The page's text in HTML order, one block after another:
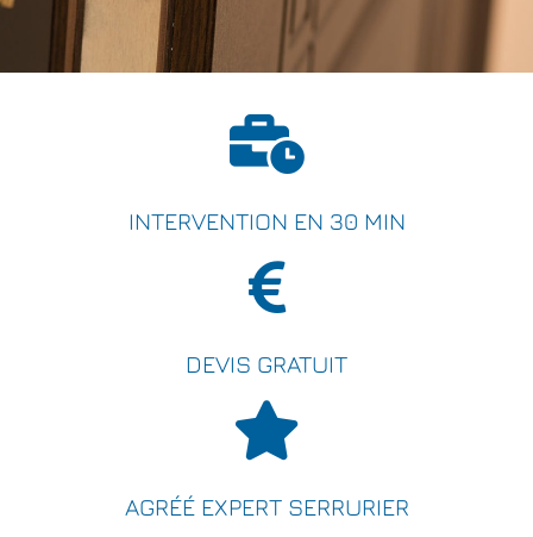
INTERVENTION EN 30 MIN
DEVIS GRATUIT
AGRÉÉ EXPERT SERRURIER